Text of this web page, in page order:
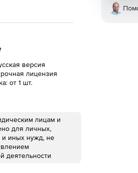
версия
лицензия
от 1 шт.
лицам и
для личных,
иных нужд, не
деятельности